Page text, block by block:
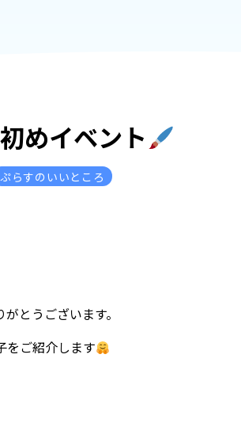
めイベント
ぷらすのいいところ
とうございます。
をご紹介します